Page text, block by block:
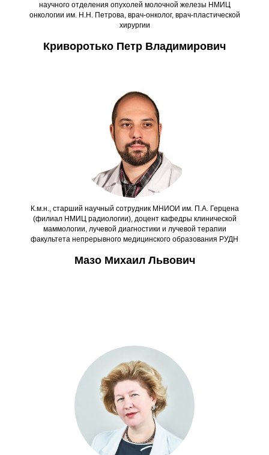
научного отделения опухолей молочной железы НМИЦ
онкологии им. Н.Н. Петрова, врач-онколог, врач-пластической
хирургии
Криворотько Петр Владимирович
К.м.н., старший научный сотрудник МНИОИ им. П.А. Герцена
(филиал НМИЦ радиологии), доцент кафедры клинической
маммологии, лучевой диагностики и лучевой терапии
факультета непрерывного медицинского образования РУДН
Мазо Михаил Львович